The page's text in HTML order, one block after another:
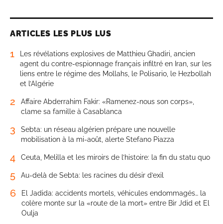
ARTICLES LES PLUS LUS
1
Les révélations explosives de Matthieu Ghadiri, ancien
agent du contre-espionnage français infiltré en Iran, sur les
liens entre le régime des Mollahs, le Polisario, le Hezbollah
et l’Algérie
2
Affaire Abderrahim Fakir: «Ramenez-nous son corps»,
clame sa famille à Casablanca
3
Sebta: un réseau algérien prépare une nouvelle
mobilisation à la mi-août, alerte Stefano Piazza
4 Ceuta, Melilla et les miroirs de l’histoire: la fin du statu quo
5 Au-delà de Sebta: les racines du désir d’exil
6
El Jadida: accidents mortels, véhicules endommagés… la
colère monte sur la «route de la mort» entre Bir Jdid et El
Oulja